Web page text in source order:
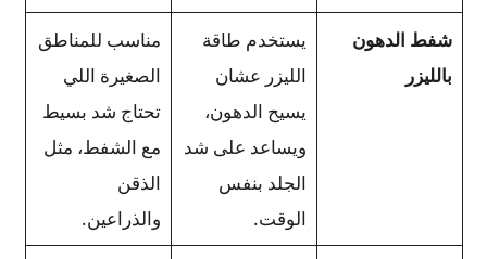
شفط الدهون
بالليزر
يستخدم طاقة
الليزر عشان
يسيح الدهون،
ويساعد على شد
الجلد بنفس
الوقت.
مناسب للمناطق
الصغيرة اللي
تحتاج شد بسيط
مع الشفط، مثل
الذقن
والذراعين.